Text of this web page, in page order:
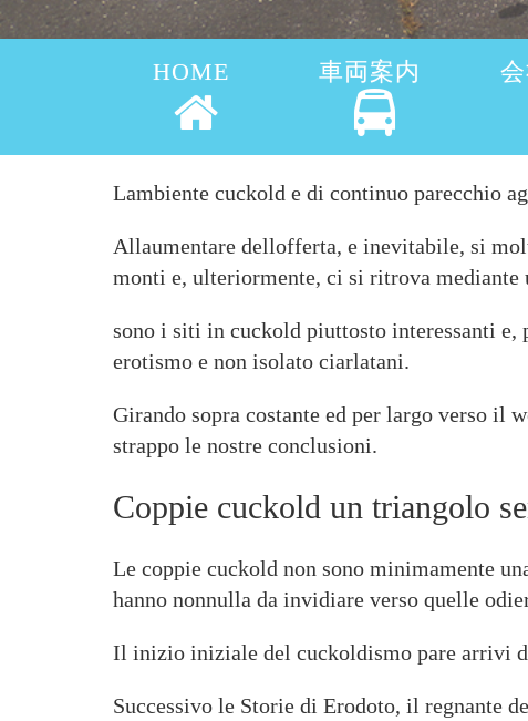
HOME 車両案内
Lambiente cuckold e di continuo parecchio
Allaumentare dellofferta, e inevitabile, si
monti e, ulteriormente, ci si ritrova mediante
sono i siti in cuckold piuttosto interessanti e,
erotismo e non isolato ciarlatani.
Girando sopra costante ed per largo verso il
strappo le nostre conclusioni.
Coppie cuckold un triangolo
Le coppie cuckold non sono minimamente
hanno nonnulla da invidiare verso quelle
Il inizio iniziale del cuckoldismo pare arrivi
Successivo le Storie di Erodoto, il regnante